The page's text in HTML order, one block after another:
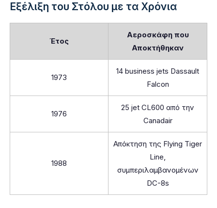
Εξέλιξη του Στόλου με τα Χρόνια
Έτος
Αεροσκάφη που
Αποκτήθηκαν
1973
14 business jets Dassault
Falcon
1976
25 jet CL600 από την
Canadair
1988
Απόκτηση της Flying Tiger
Line,
συμπεριλαμβανομένων
DC-8s